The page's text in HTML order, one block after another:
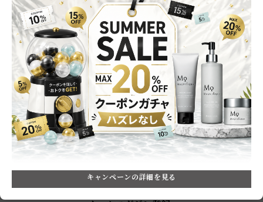
HOME NEWS
メルマガ会員だけのおトク情報をお届け！
毎月届くクーポンで
最大10,000円OFFのチャンスも！
※2025年実績：2,000名以上の方がおトクにお買い物をされています
キャンペーンの詳細を見る